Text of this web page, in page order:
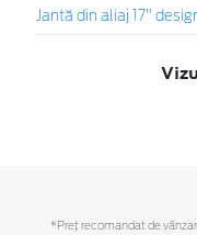
Jantă din aliaj 17"
*Preţ recomandat de